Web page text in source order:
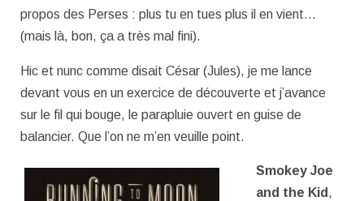
propos des Perses : plus tu en tues plus il en vient…
(mais là, bon, ça a très mal fini).
Hic et nunc comme disait César (Jules), je me lance
devant vous en un exercice de découverte et j’avance
sur le fil qui bouge, le parapluie ouvert en guise de
balancier. Que l’on ne m’en veuille point.
Smokey Joe
and the Kid ,